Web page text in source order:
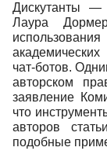
Дискутанты
Лаура
чат-ботов.
авторском
заявление
что
авторов
подобные